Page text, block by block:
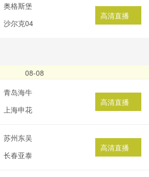
奥格斯堡
沙尔克04
高清直播
08-08
青岛海牛
上海申花
高清直播
苏州东吴
长春亚泰
高清直播